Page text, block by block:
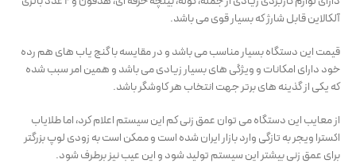
آلکالاین قابل شارژ که بسیار قوی می باشد.
قیمت این دستگاه بسیار مناسب می باشد و در مقایسه با گنج یاب های هم رده
خود دارای امکانات و ویژگی های بسیار زیادی می باشد و همین امر سبب شده
که یکی از گذینه های برتر جهت انتخاب هر کاوشگر باشد.
از معایب این دستگاه می توان عمق زنی کم این سیستم اعلام کرد، اما طلایاب
اکسترا ویجر به تازگی وارد بازار ایران شده است و ممکن است به زودی لوپ بزرگتر
برای عمق زنی بیشتر این سیستم تولید شود و این عیب نیز برطرف شود.